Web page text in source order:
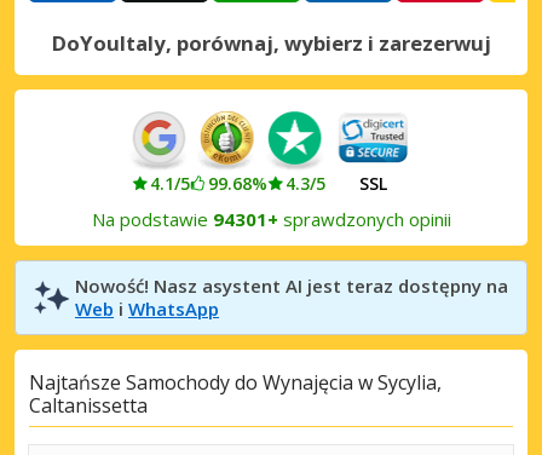
DoYouItaly, porównaj, wybierz i zarezerwuj
4.1/5 99.68% 4.3/5 SSL
Na podstawie 94301+ sprawdzonych opinii
Nowość! Nasz asystent AI jest teraz dostępny na
Web i WhatsApp
Najtańsze Samochody do Wynajęcia w Sycylia,
Caltanissetta